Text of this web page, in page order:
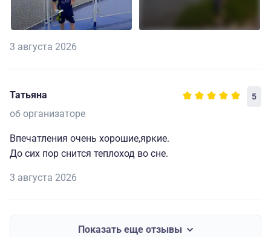
3 августа 2026
Татьяна 5
об организаторе
Впечатления очень хорошие,яркие.
До сих пор снится теплоход во сне.
3 августа 2026
Показать еще отзывы